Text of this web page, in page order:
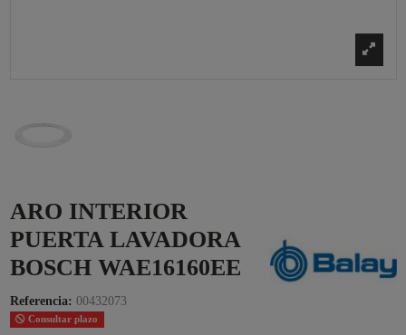
ARO INTERIOR
PUERTA LAVADORA
BOSCH WAE16160EE
Referencia: 00432073
Consultar plazo